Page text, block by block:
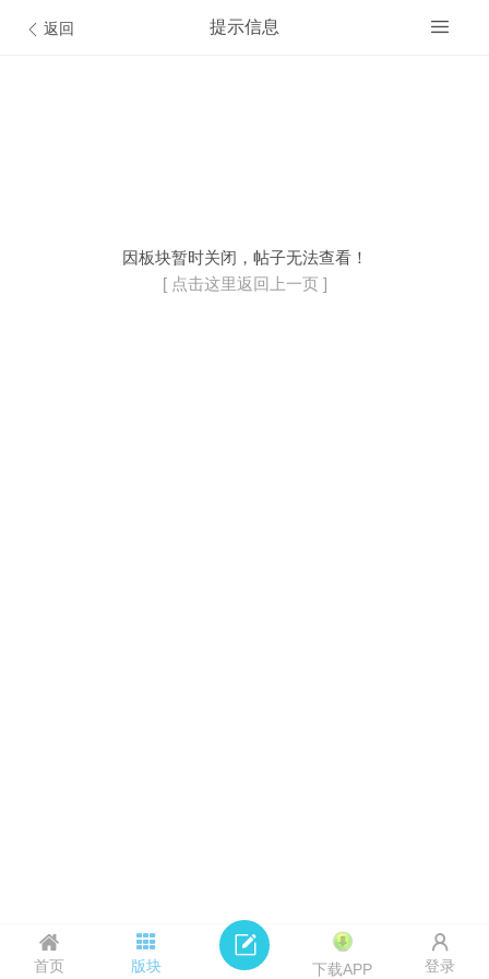
返回 提示信息
因板块暂时关闭，帖子无法查看！
[ 点击这里返回上一页 ]
首页 版块 下载APP 登录